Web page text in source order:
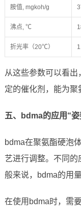
胺值, mgkoh/g
沸点, ℃
折光率（20℃）
从这些参数可以看
定的催化剂，能为聚
五、bdma的应用“
bdma在聚氨酯硬泡
艺进行调整。不同
般来说，bdma的用
在使用bdma时，需